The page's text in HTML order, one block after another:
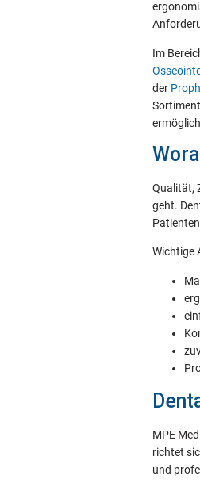
Im
der
Qualität,
geht.
Wichtige
MPE
richtet
und